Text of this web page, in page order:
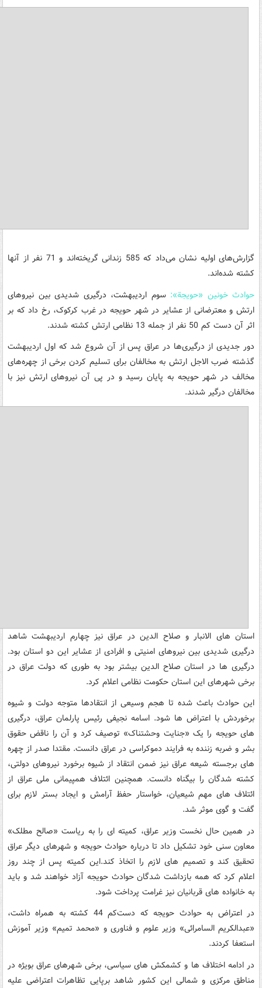
گزارش‌های اولیه نشان می‌داد که 585 زندانی گریخته‌اند و 71 نفر از آنها
کشته شده‌‌اند.
حوادث خونین «حویجة»: سوم اردیبهشت، درگیری شدیدی بین نیروهای
ارتش و معترضانی از عشایر در شهر حویجه در غرب کرکوک، رخ داد که بر
اثر آن دست کم 50 نفر از جمله 13 نظامی ارتش کشته شدند.
دور جدیدی از درگیری‌ها در عراق پس از آن شروع شد که اول اردیبهشت
گذشته ضرب الاجل ارتش به مخالفان برای تسلیم کردن برخی از چهره‌های
مخالف در شهر حویجه به پایان رسید و در پی آن نیروهای ارتش نیز با
مخالفان درگیر شدند.
استان های الانبار و صلاح الدین در عراق نیز چهارم اردیبهشت شاهد
درگیری شدیدی بین نیروهای امنیتی و افرادی از عشایر این دو استان بود.
درگیری ها در استان صلاح الدین بیشتر بود به طوری که دولت عراق در
برخی شهرهای این استان حکومت نظامی اعلام کرد.
این حوادث باعث شده تا هجم وسیعی از انتقادها متوجه دولت و شیوه
برخوردش با اعتراض ها شود. اسامه نجیفی رئیس پارلمان عراق، درگیری
های حویجه را یک «جنایت وحشتناک» توصیف کرد و آن را ناقض حقوق
بشر و ضربه زننده به فرایند دموکراسی در عراق دانست. مقتدا صدر از چهره
های برجسته شیعه عراق نیز ضمن انتقاد از شیوه برخورد نیروهای دولتی،
کشته شدگان را بیگناه دانست. همچنین ائتلاف همپیمانی ملی عراق از
ائتلاف های مهم شیعیان، خواستار حفظ آرامش و ایجاد بستر لازم برای
گفت و گوی موثر شد.
در همین حال نخست وزیر عراق، کمیته ای را به ریاست «صالح مطلک»
معاون سنی خود تشکیل داد تا درباره حوادث حویجه و شهرهای دیگر عراق
تحقیق کند و تصمیم های لازم را اتخاذ کند.این کمیته پس از چند روز
اعلام کرد که همه بازداشت شدگان حوادث حویجه آزاد خواهند شد و باید
به خانواده های قربانیان نیز غرامت پرداخت شود.
در اعتراض به حوادث حویجه که دست‌کم 44 کشته به همراه داشت،
«عبدالکریم السامرائی» وزیر علوم و فناوری و «محمد تمیم» وزیر آموزش
استعفا کردند.
در ادامه اختلاف ها و کشمکش های سیاسی، برخی شهرهای عراق بویژه در
مناطق مرکزی و شمالی این کشور شاهد برپایی تظاهرات اعتراضی علیه